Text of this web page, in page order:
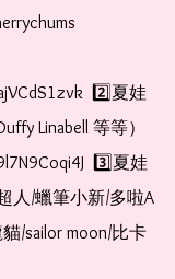
2️⃣夏娃
Linabell 等等）
3️⃣夏娃
人/蠟筆小新/多啦A
/sailor moon/比卡